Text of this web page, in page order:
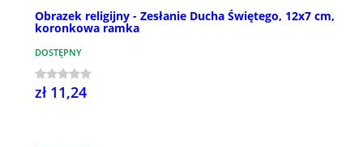
Obrazek religijny - Zesłanie Ducha Świętego, 12x7 cm,
koronkowa ramka
DOSTĘPNY
zł 11,24